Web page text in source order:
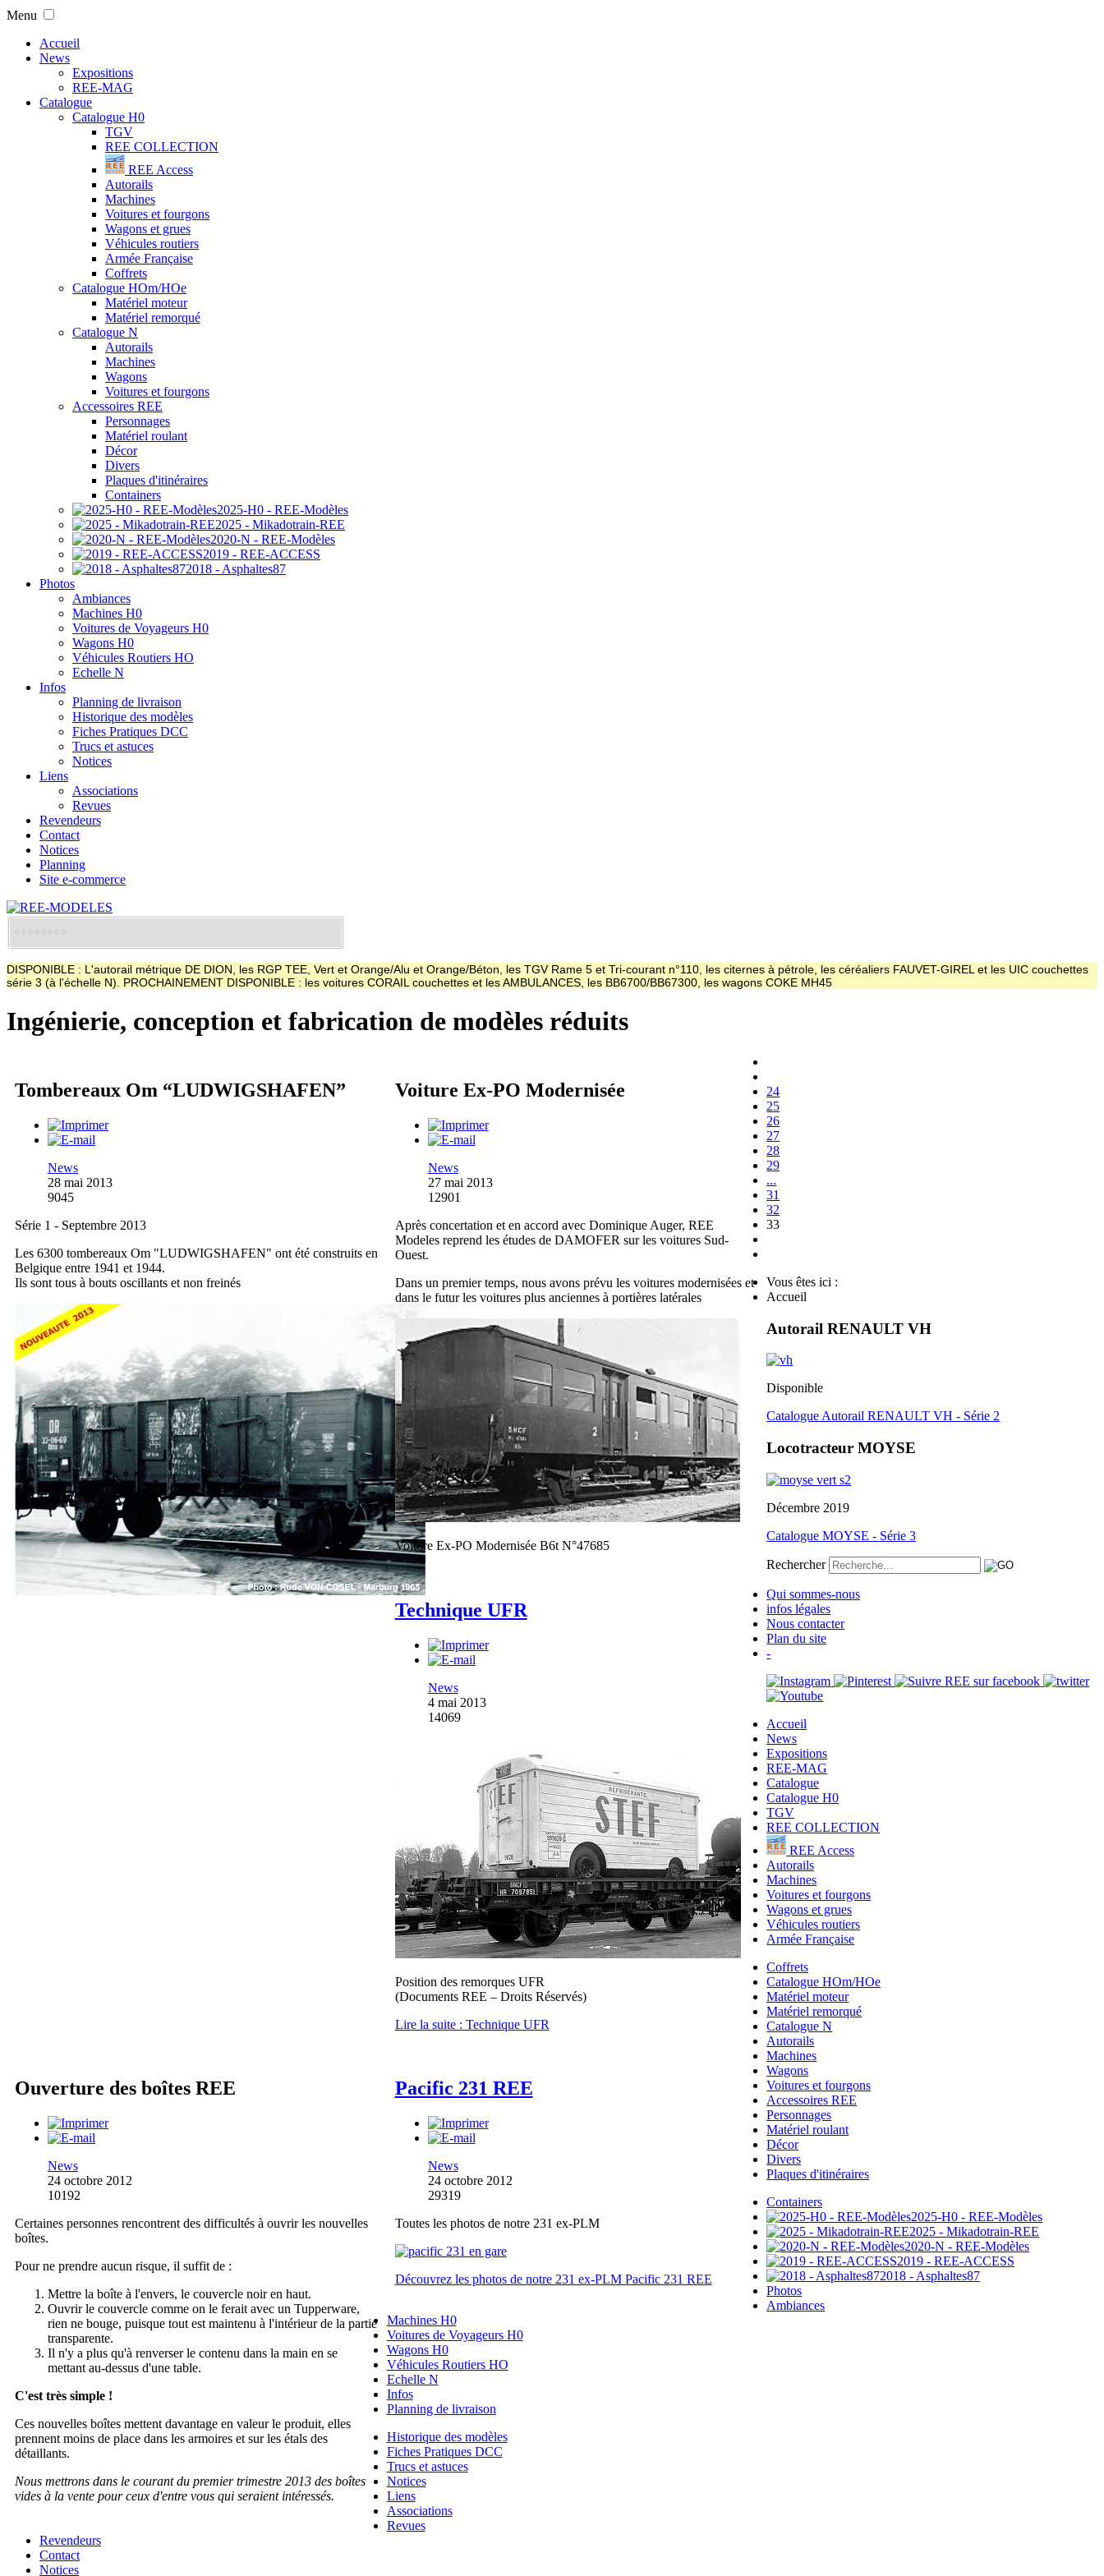
Menu
Accueil
News
Expositions
REE-MAG
Catalogue
Catalogue H0
TGV
REE COLLECTION
REE Access
Autorails
Machines
Voitures et fourgons
Wagons et grues
Véhicules routiers
Armée Française
Coffrets
Catalogue HOm/HOe
Matériel moteur
Matériel remorqué
Catalogue N
Autorails
Machines
Wagons
Voitures et fourgons
Accessoires REE
Personnages
Matériel roulant
Décor
Divers
Plaques d'itinéraires
Containers
2025-H0 - REE-Modèles
2025 - Mikadotrain-REE
2020-N - REE-Modèles
2019 - REE-ACCESS
2018 - Asphaltes87
Photos
Ambiances
Machines H0
Voitures de Voyageurs H0
Wagons H0
Véhicules Routiers HO
Echelle N
Infos
Planning de livraison
Historique des modèles
Fiches Pratiques DCC
Trucs et astuces
Notices
Liens
Associations
Revues
Revendeurs
Contact
Notices
Planning
Site e-commerce
DISPONIBLE : L'autorail métrique DE DION, les RGP TEE, Vert et Orange/Alu et Orange/Béton, les TGV Rame 5 et Tri-courant n°110, les citernes à pétrole, les céréaliers FAUVET-GIREL et les UIC couchettes
série 3 (à l'échelle N). PROCHAINEMENT DISPONIBLE : les voitures CORAIL couchettes et les AMBULANCES, les BB6700/BB67300, les wagons COKE MH45
Ingénierie, conception et fabrication de modèles réduits
Tombereaux Om “LUDWIGSHAFEN”
News
28 mai 2013
9045
Série 1 - Septembre 2013
Les 6300 tombereaux Om "LUDWIGSHAFEN" ont été construits en
Belgique entre 1941 et 1944.
Ils sont tous à bouts oscillants et non freinés
Voiture Ex-PO Modernisée
News
27 mai 2013
12901
Après concertation et en accord avec Dominique Auger, REE
Modeles reprend les études de DAMOFER sur les voitures Sud-
Ouest.
Dans un premier temps, nous avons prévu les voitures modernisées et
dans le futur les voitures plus anciennes à portières latérales
Voiture Ex-PO Modernisée B6t N°47685
Technique UFR
News
4 mai 2013
14069
Position des remorques UFR
(Documents REE – Droits Réservés)
Lire la suite : Technique UFR
Ouverture des boîtes REE
News
24 octobre 2012
10192
Certaines personnes rencontrent des difficultés à ouvrir les nouvelles
boîtes.
Pour ne prendre aucun risque, il suffit de :
Mettre la boîte à l'envers, le couvercle noir en haut.
Ouvrir le couvercle comme on le ferait avec un Tupperware,
rien ne bouge, puisque tout est maintenu à l'intérieur de la partie
transparente.
Il n'y a plus qu'à renverser le contenu dans la main en se
mettant au-dessus d'une table.
C'est très simple !
Ces nouvelles boîtes mettent davantage en valeur le produit, elles
prennent moins de place dans les armoires et sur les étals des
détaillants.
Nous mettrons dans le courant du premier trimestre 2013 des boîtes
vides à la vente pour ceux d'entre vous qui seraient intéressés.
Pacific 231 REE
News
24 octobre 2012
29319
Toutes les photos de notre 231 ex-PLM
Découvrez les photos de notre 231 ex-PLM Pacific 231 REE
24
25
26
27
28
29
...
31
32
33
Vous êtes ici :
Accueil
Autorail RENAULT VH
Disponible
Catalogue Autorail RENAULT VH - Série 2
Locotracteur MOYSE
Décembre 2019
Catalogue MOYSE - Série 3
Rechercher
Qui sommes-nous
infos légales
Nous contacter
Plan du site
-
Accueil
News
Expositions
REE-MAG
Catalogue
Catalogue H0
TGV
REE COLLECTION
REE Access
Autorails
Machines
Voitures et fourgons
Wagons et grues
Véhicules routiers
Armée Française
Coffrets
Catalogue HOm/HOe
Matériel moteur
Matériel remorqué
Catalogue N
Autorails
Machines
Wagons
Voitures et fourgons
Accessoires REE
Personnages
Matériel roulant
Décor
Divers
Plaques d'itinéraires
Containers
2025-H0 - REE-Modèles
2025 - Mikadotrain-REE
2020-N - REE-Modèles
2019 - REE-ACCESS
2018 - Asphaltes87
Photos
Ambiances
Machines H0
Voitures de Voyageurs H0
Wagons H0
Véhicules Routiers HO
Echelle N
Infos
Planning de livraison
Historique des modèles
Fiches Pratiques DCC
Trucs et astuces
Notices
Liens
Associations
Revues
Revendeurs
Contact
Notices